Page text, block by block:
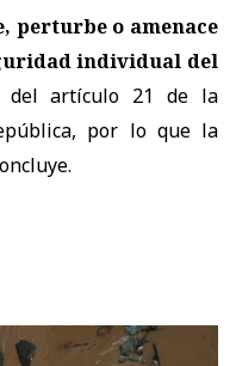
o amenace
individual del
del artículo 21 de la
por lo que la